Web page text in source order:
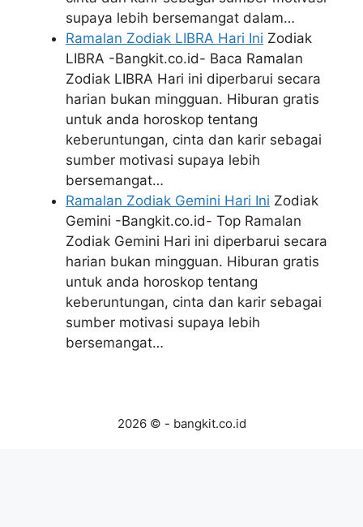
supaya lebih bersemangat dalam…
Ramalan Zodiak LIBRA Hari Ini Zodiak
LIBRA -Bangkit.co.id- Baca Ramalan
Zodiak LIBRA Hari ini diperbarui secara
harian bukan mingguan. Hiburan gratis
untuk anda horoskop tentang
keberuntungan, cinta dan karir sebagai
sumber motivasi supaya lebih
bersemangat…
Ramalan Zodiak Gemini Hari Ini Zodiak
Gemini -Bangkit.co.id- Top Ramalan
Zodiak Gemini Hari ini diperbarui secara
harian bukan mingguan. Hiburan gratis
untuk anda horoskop tentang
keberuntungan, cinta dan karir sebagai
sumber motivasi supaya lebih
bersemangat…
2026 © - bangkit.co.id